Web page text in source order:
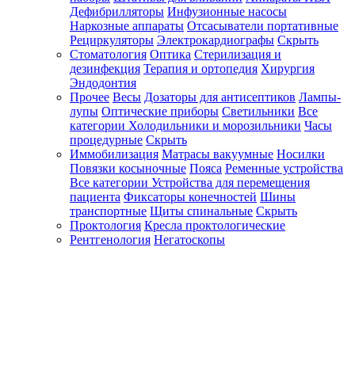
Дефибрилляторы Инфузионные насосы
Наркозные аппараты Отсасыватели портативные
Рециркуляторы Электрокардиографы Скрыть
Стоматология Оптика Стерилизация и
дезинфекция Терапия и ортопедия Хирургия
Эндодонтия
Прочее Весы Дозаторы для антисептиков Лампы-
лупы Оптические приборы Светильники Все
категории Холодильники и морозильники Часы
процедурные Скрыть
Иммобилизация Матрасы вакуумные Носилки
Повязки косыночные Пояса Ременные устройства
Все категории Устройства для перемещения
пациента Фиксаторы конечностей Шины
транспортные Щиты спинальные Скрыть
Проктология Кресла проктологические
Рентгенология Негатоскопы